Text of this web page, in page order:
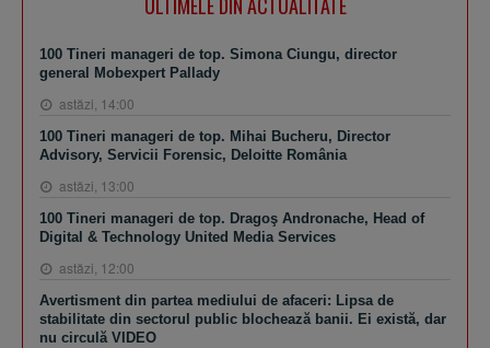
100 Tineri manageri de top. Simona Ciungu, director
general Mobexpert Pallady
astăzi, 14:00
100 Tineri manageri de top. Mihai Bucheru, Director
Advisory, Servicii Forensic, Deloitte România
astăzi, 13:00
100 Tineri manageri de top. Dragoş Andronache, Head of
Digital & Technology United Media Services
astăzi, 12:00
Avertisment din partea mediului de afaceri: Lipsa de
stabilitate din sectorul public blochează banii. Ei există, dar
nu circulă VIDEO